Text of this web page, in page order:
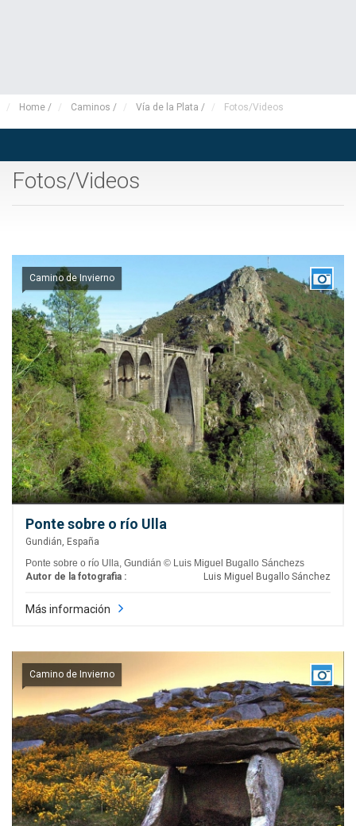
Home / Caminos / Vía de la Plata / Fotos/Videos
Fotos/Videos
Camino de Invierno
Ponte sobre o río Ulla
Gundián, España
Ponte sobre o río Ulla, Gundián © Luis Miguel Bugallo Sánchezs
Autor de la fotografia :
Luis Miguel Bugallo Sánchez
Más información
Camino de Invierno